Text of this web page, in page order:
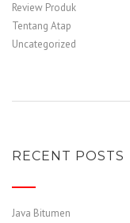
Review Produk
Tentang Atap
Uncategorized
RECENT POSTS
Java Bitumen